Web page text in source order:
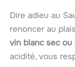
Dire adieu au
renoncer au
vin blanc sec
acidité, vous